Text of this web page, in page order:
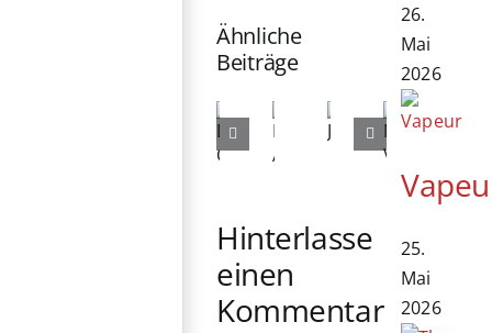
Ähnliche
Beiträge
Nouvelle
Vague
Hinterlasse
einen
Kommentar
26.
Mai
2026
25.
Mai
2026